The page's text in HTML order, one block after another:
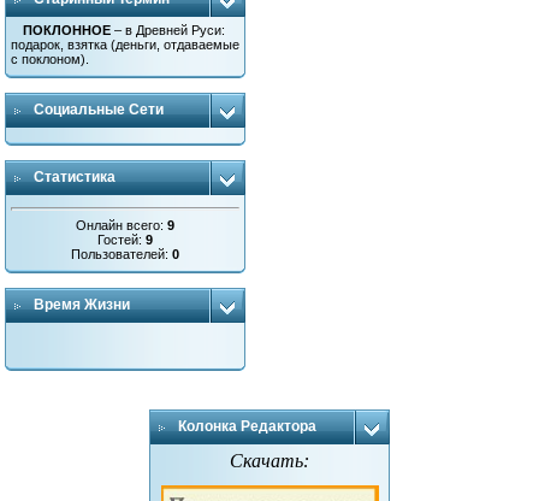
ПОКЛОННОЕ – в Древней Руси:
подарок, взятка (деньги, отдаваемые
с поклоном).
Социальные Сети
Статистика
Онлайн всего:9
Гостей:9
Пользователей:0
Время Жизни
Колонка Редактора
Скачать: